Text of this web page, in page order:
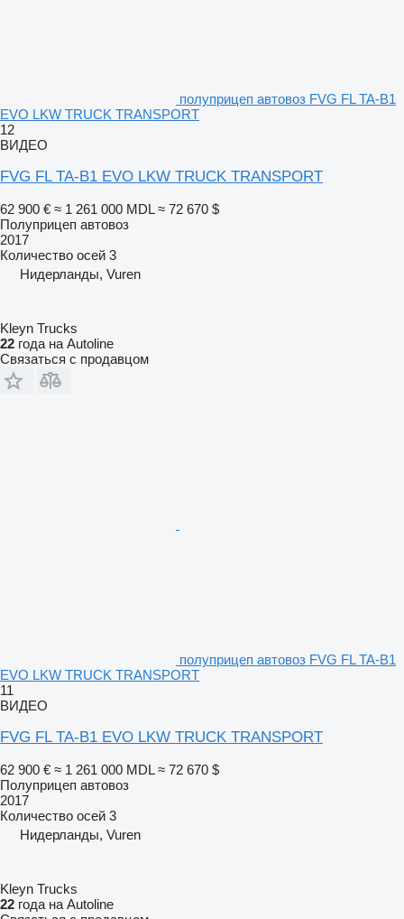
полуприцеп автовоз FVG FL TA-B1
EVO LKW TRUCK TRANSPORT
12
ВИДЕО
FVG FL TA-B1 EVO LKW TRUCK TRANSPORT
62 900 € ≈ 1 261 000 MDL ≈ 72 670 $
Полуприцеп автовоз
2017
Количество осей 3
Нидерланды, Vuren
Kleyn Trucks
22 года на Autoline
Связаться с продавцом
полуприцеп автовоз FVG FL TA-B1
EVO LKW TRUCK TRANSPORT
11
ВИДЕО
FVG FL TA-B1 EVO LKW TRUCK TRANSPORT
62 900 € ≈ 1 261 000 MDL ≈ 72 670 $
Полуприцеп автовоз
2017
Количество осей 3
Нидерланды, Vuren
Kleyn Trucks
22 года на Autoline